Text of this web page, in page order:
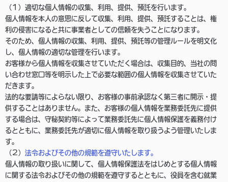
（１）適切な個人情報の収集、利用、提供、預託を行います。
個人情報を本人の意思に反して収集、利用、提供、預託することは、権
利の侵害になると共に事業者としての信頼を失うことになります。
そのため、個人情報の収集、利用、提供、預託等の管理ルールを明文化
し、個人情報の適切な管理を行います。
お客様から個人情報を収集させていただく場合は、収集目的、当社の問
い合わせ窓口等を明示した上で必要な範囲の個人情報を収集させていた
だきます。
法的な要請等によらない限り、お客様の事前承認なく第三者に開示・提
供することはありません。また、お客様の個人情報を業務委託先に提供
する場合は、守秘契約等によって業務委託先に個人情報保護を義務付け
るとともに、業務委託先が適切に個人情報を取り扱うよう管理いたしま
す。
（２） 法令およびその他の規範を遵守いたします。
個人情報の取り扱いに関して、個人情報保護法をはじめとする個人情報
に関する法令およびその他の規範を遵守するとともに、役員を含む就業